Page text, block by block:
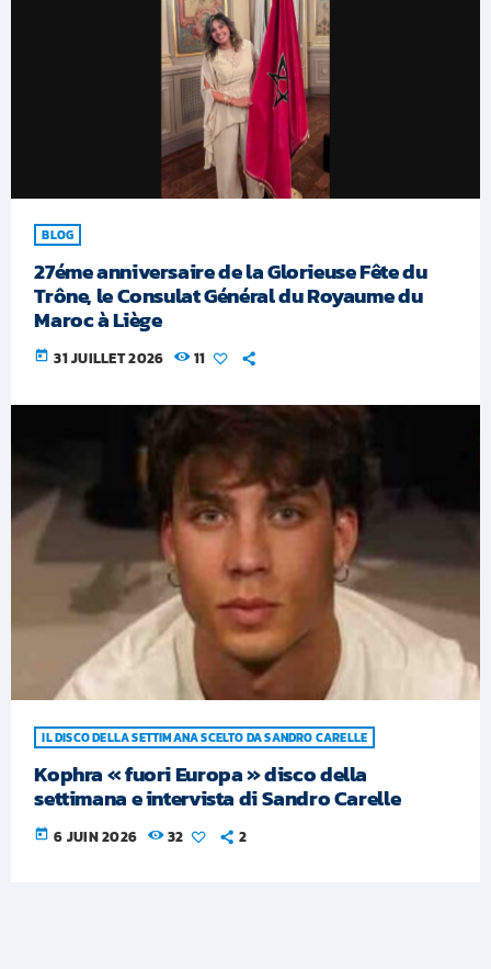
BLOG
27éme anniversaire de la Glorieuse Fête du
Trône, le Consulat Général du Royaume du
Maroc à Liège
today 31 JUILLET 2026 11
IL DISCO DELLA SETTIMANA SCELTO DA SANDRO CARELLE
Kophra « fuori Europa » disco della
settimana e intervista di Sandro Carelle
today 6 JUIN 2026 32 2